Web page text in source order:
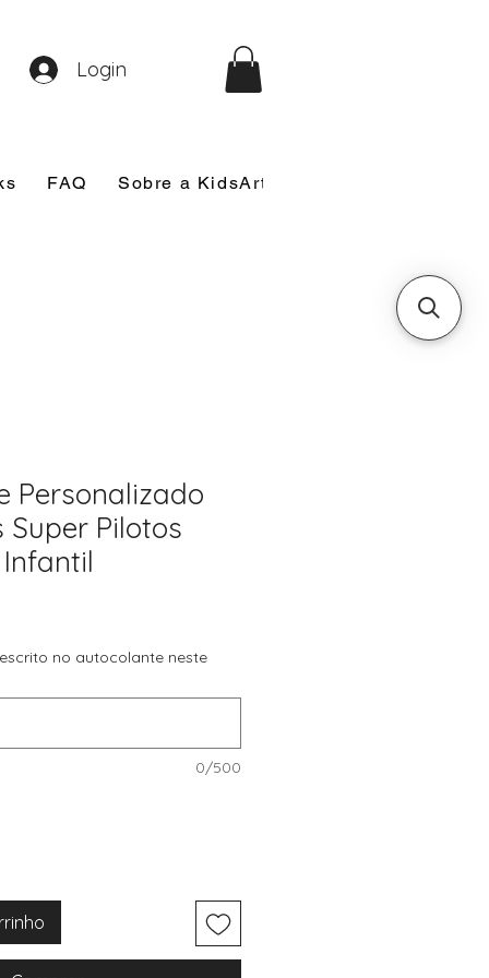
FAQ Sobre a KidsArt
Login
Personalizado
Super Pilotos
no autocolante neste
0/500